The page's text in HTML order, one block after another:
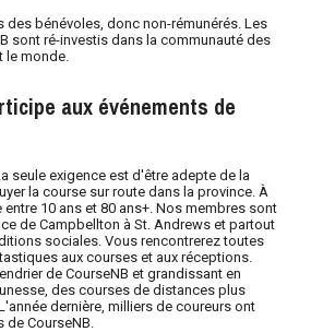
des bénévoles, donc non-rémunérés. Les
sont ré-investis dans la communauté des
le monde.
aux événements de
seule exigence est d'être adepte de la
la course sur route dans la province. À
entre 10 ans et 80 ans+. Nos membres sont
de Campbellton à St. Andrews et partout
sociales. Vous rencontrerez toutes
aux courses et aux réceptions.
de CourseNB et grandissant en
des courses de distances plus
dernière, milliers de coureurs ont
de CourseNB.